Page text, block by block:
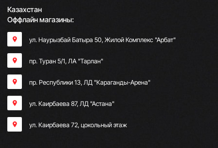
Казахстан
Оффлайн магазины:
ул. Наурызбай Батыра 50, Жилой Комплекс "Арбат"
пр. Туран 5/1, ЛА "Тарлан"
пр. Республики 13, ​ЛД "Караганды-Арена"
ул. Каирбаева 87, ЛД "Астана"
ул. Каирбаева 72, цокольный этаж